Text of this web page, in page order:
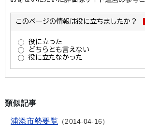
類似記事
浦添市勢要覧 2014-04-16